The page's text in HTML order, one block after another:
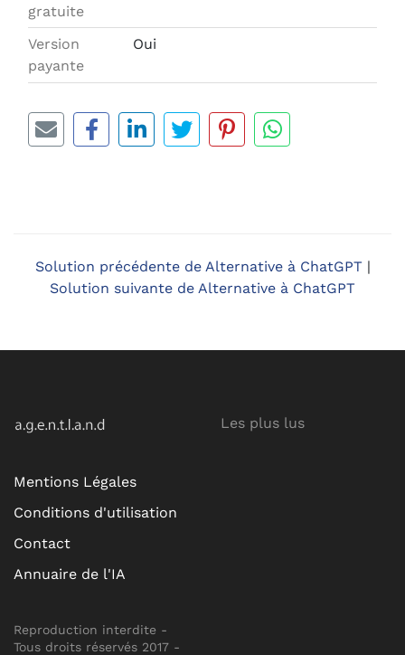
gratuite
Version
payante
Oui
Solution précédente de Alternative à ChatGPT |
Solution suivante de Alternative à ChatGPT
Mentions Légales
Conditions d'utilisation
Contact
Annuaire de l'IA
Reproduction interdite -
Tous droits réservés 2017 -
Les plus lus